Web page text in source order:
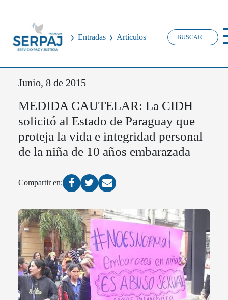
Entradas Artículos
Junio, 8 de 2015
MEDIDA CAUTELAR: La CIDH
solicitó al Estado de Paraguay que
proteja la vida e integridad personal
de la niña de 10 años embarazada
Compartir en: